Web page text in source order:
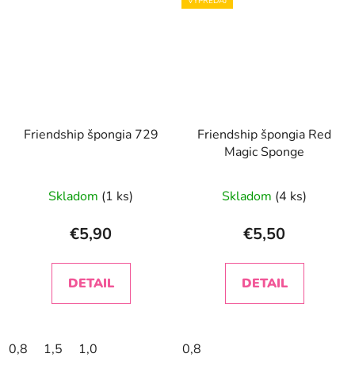
Friendship špongia 729
Skladom (1 ks)
€5,90
DETAIL
0,8 1,5 1,0
Friendship špongia Red
Magic Sponge
Skladom (4 ks)
€5,50
DETAIL
0,8